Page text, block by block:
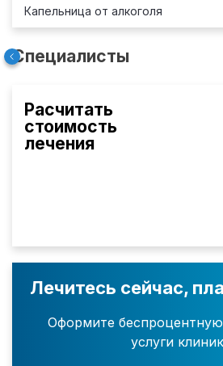
Капельница от алкоголя
Специалисты
Расчитать
стоимость
лечения
Лечитесь сейчас,
Оформите
услуги